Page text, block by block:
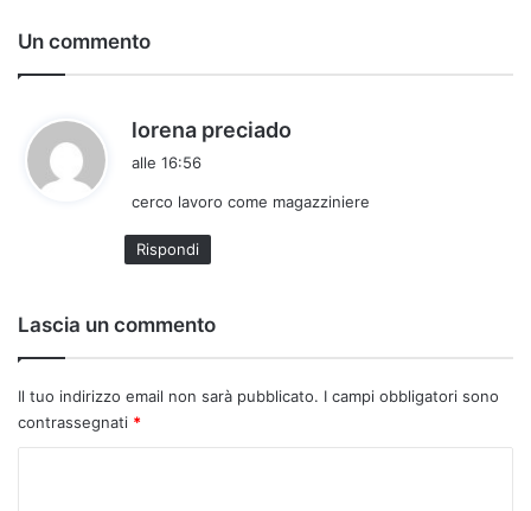
Un commento
lorena preciado
e
alle 16:56
cerco lavoro come magazziniere
Rispondi
Lascia un commento
Il tuo indirizzo email non sarà pubblicato. I campi obbligatori sono
contrassegnati *